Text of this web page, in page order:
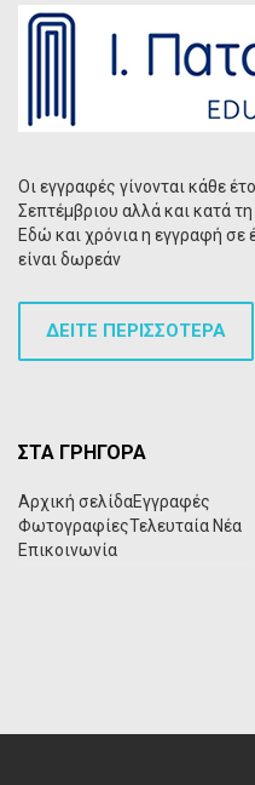
Οι εγγραφές γίνονται κάθε
Σεπτέμβριου αλλά και κατά τη
Εδώ και χρόνια η εγγραφή σε
είναι δωρεάν
ΔΕΙΤΕ ΠΕΡΙΣΣΟΤΕΡΑ
ΣΤΑ ΓΡΗΓΟΡΑ
Αρχική σελίδαΕγγραφές
ΦωτογραφίεςΤελευταία Νέα
Επικοινωνία